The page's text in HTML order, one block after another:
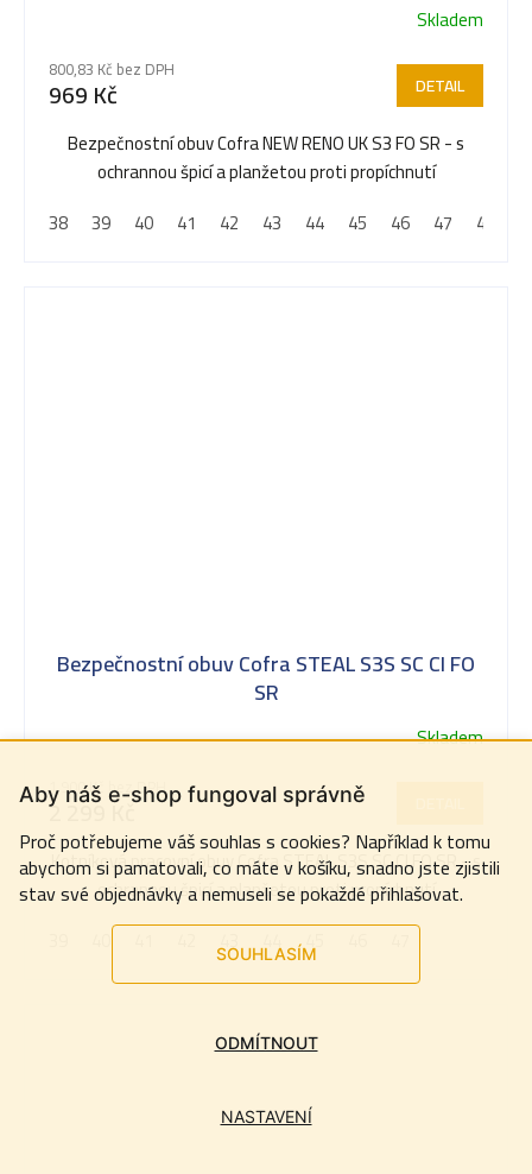
Aby náš e-shop fungoval správně
Proč potřebujeme váš souhlas s cookies? Například k tomu
abychom si pamatovali, co máte v košíku, snadno jste zjistili
stav své objednávky a nemuseli se pokaždé přihlašovat.
SOUHLASÍM
NASTAVENÍ
ODMÍTNOUT
hodnocení
produktu
je
5,0
hvězdiček.
Skladem
800,83 Kč bez DPH
969 Kč DETAIL
Bezpečnostní obuv Cofra NEW RENO UK S3 FO SR - s
ochrannou špicí a planžetou proti propíchnutí
38
39 40 41 42 43 44 45 46 47 48
Bezpečnostní obuv Cofra STEAL S3S SC CI FO
SR
Průměrné
produktu
je
5,0
z
Skladem
1 900 Kč bez DPH
2 299 Kč
Kotníková pracovní obuv Cofra STEAL S3S SC CI FO SR - s
ochrannou špicí a planžetou proti propíchnutí
43 44 45